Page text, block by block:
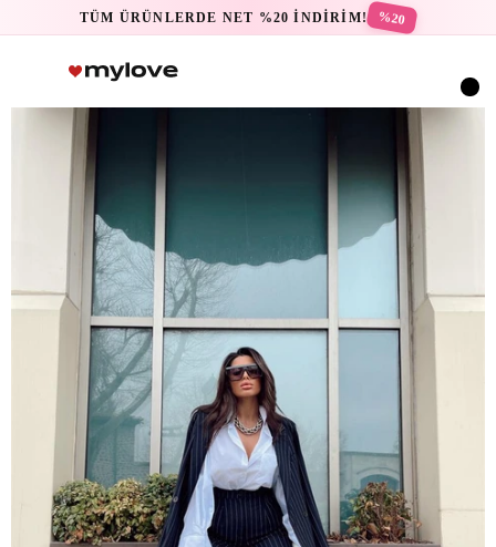
TÜM ÜRÜNLERDE NET %20 İNDİRİM! %20